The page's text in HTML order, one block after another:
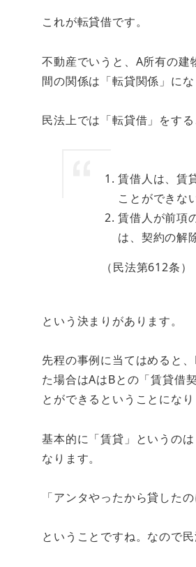
これが転貸借です。
不動産でいうと、A所有の建
間の関係は「転貸関係」にな
民法上では「転貸借」をす
賃借人は、賃
ことができな
賃借人が前項
は、契約の解
（民法第612条）
という決まりがあります。
先程の事例に当てはめると、
た場合はAはBとの「賃貸借
とができるということになり
基本的に「賃貸」というの
なります。
「アンタやったから貸した
ということですね。なので